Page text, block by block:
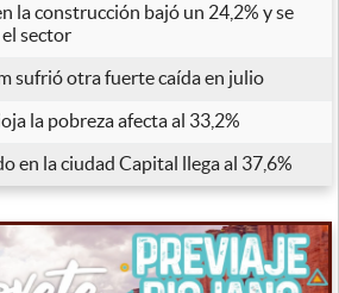
la construcción bajó un 24,2% y se
sector
sufrió otra fuerte caída en julio
la pobreza afecta al 33,2%
en la ciudad Capital llega al 37,6%